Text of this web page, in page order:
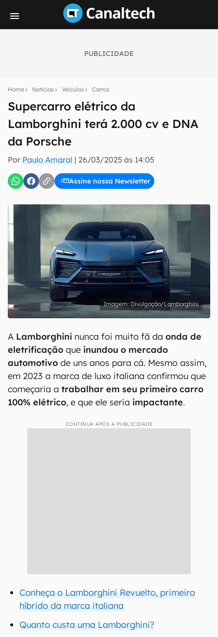
PUBLICIDADE
Home Notícias Veículos Carros
Supercarro elétrico da
Lamborghini terá 2.000 cv e DNA
da Porsche
Por Paulo Amaral | 26/03/2025 às 14:05
Assine nossa Newsletter
notícias e reviews sobre tecnologia em primeira
E-mail
inscreva-se
Uso e Política de Privacidade do Canaltech.
Divulgação/Lamborghini
A Lamborghini nunca foi muito fã da onda de
eletrificação que inundou o mercado
automotivo de uns anos para cá. Mesmo assim,
em 2023 a marca de luxo italiana confirmou que
começaria a trabalhar em seu primeiro carro
100% elétrico, e que ele seria impactante.
CONTINUA APÓS A PUBLICIDADE
Conheça o Lamborghini Revuelto, primeiro
híbrido da marca italiana
Quanto custa uma Lamborghini?